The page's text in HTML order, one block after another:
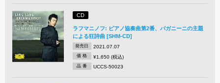
CD
ラフマニノフ: ピアノ協奏曲第2番、パガニーニの主題
による狂詩曲 [SHM-CD]
発売日 2021.07.07
価 格 ¥1,650 (税込)
品 番 UCCS-50023